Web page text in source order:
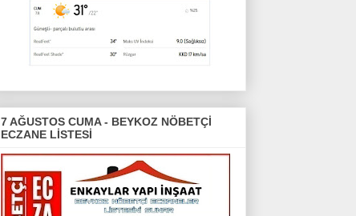
7 AĞUSTOS CUMA - BEYKOZ NÖBETÇİ
ECZANE LİSTESİ